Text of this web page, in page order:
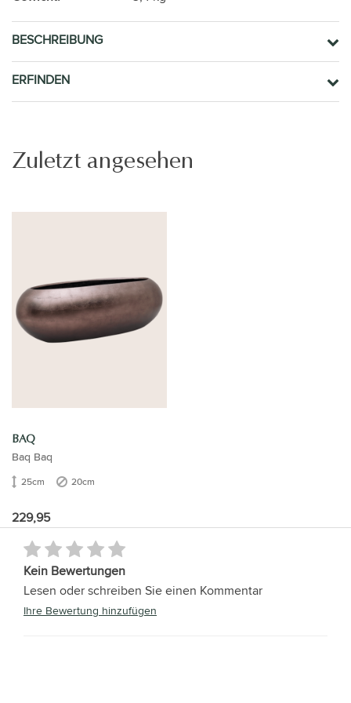
BESCHREIBUNG
ERFINDEN
Zuletzt angesehen
BAQ
Baq Baq
25cm 20cm
229,95
Kein Bewertungen
Lesen oder schreiben Sie einen Kommentar
Ihre Bewertung hinzufügen